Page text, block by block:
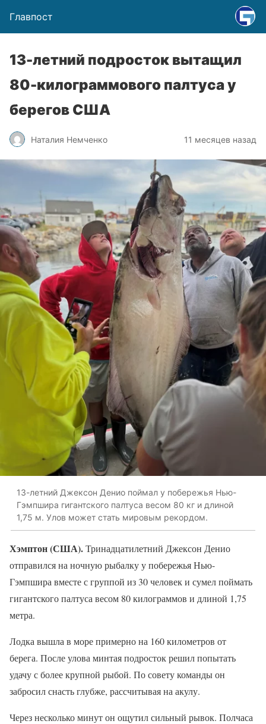
Главпост
13-летний подросток вытащил
80-килограммового палтуса у
берегов США
Наталия Немченко 11 месяцев назад
13-летний Джексон Денио поймал у побережья Нью-
Гэмпшира гигантского палтуса весом 80 кг и длиной
1,75 м. Улов может стать мировым рекордом.
Хэмптон (США).Тринадцатилетний Джексон Денио
отправился на ночную рыбалку у побережья Нью-
Гэмпшира вместе с группой из 30 человек и сумел поймать
гигантского палтуса весом 80 килограммов и длиной 1,75
метра.
Лодка вышла в море примерно на 160 километров от
берега. После улова минтая подросток решил попытать
удачу с более крупной рыбой. По совету команды он
забросил снасть глубже, рассчитывая на акулу.
Через несколько минут он ощутил сильный рывок. Полчаса